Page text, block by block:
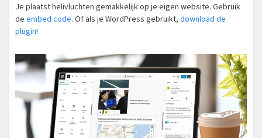
Je plaatst helivluchten gemakkelijk op je eigen website. Gebruik
de embed code. Of als je WordPress gebruikt, download de
plugin!